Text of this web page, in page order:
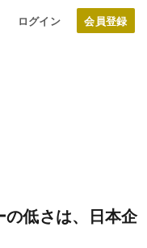
ログイン
低さは、日本企